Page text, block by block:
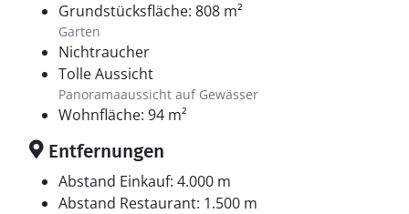
Grundstücksfläche: 808 m²
Garten
Nichtraucher
Tolle Aussicht
Panoramaaussicht auf Gewässer
Wohnfläche: 94 m²
Entfernungen
Abstand Einkauf: 4.000 m
Abstand Restaurant: 1.500 m